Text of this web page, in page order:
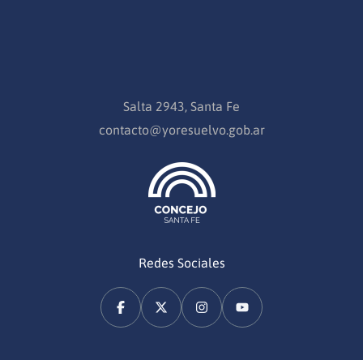
Salta 2943, Santa Fe
contacto@yoresuelvo.gob.ar
Redes Sociales